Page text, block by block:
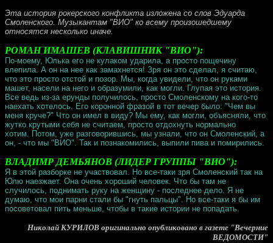
Эта история рокерского конфликта изложена со слов Эдуарда
Смоленского. Музыкантам "ВИО" ко всему произошедшему
относятся несколько иначе.
РОМАН ИМАШЕВ (КЛАВИШНИК "ВИО"):
По-моему, Юлька его не кулаком ударила, а просто пощечину
влепила. А он на нее как замахнется! Зря он это сделал, я считаю,
что это просто отстой и позор. Мы, когда увидели, что он руками
машет, насели на него и образумили, как могли. Глупая это история.
Все ведь из-за ерунды получилось, просто Смоленскому на кого-то
наехать хотелось. Его коронной фразой в тот вечер было: "Чем вы
меня круче?" Что он имел в виду? Мы ему, как могли, объясняли, что
жутко крутыми себя не считаем, просто отдохнуть нормально
хотим. Потом, уже разговорившись, мы узнали, что он Смоленский, а
он, - что мы "ВИО". Так и познакомились, выпили пива и помирились.
ВЛАДИМР ДЕМЬЯНОВ (ЛИДЕР ГРУППЫ "ВИО"):
Я в этой разборке не участвовал. Но все-таки зря Смоленский так на
Юлю наезжает. Она очень хороший человек. Что бы там не
случилось, поднимать руку на женщину - последнее дело. Я не
думаю, что мои парни стали бы "гнуть пальцы". Но все-таки я бы им
посоветовал пить меньше, чтобы в такие истории не попадать.
Николай КУРИЛОВ оригинально опубликовано в газете "Вечерние
ВЕДОМОСТИ"